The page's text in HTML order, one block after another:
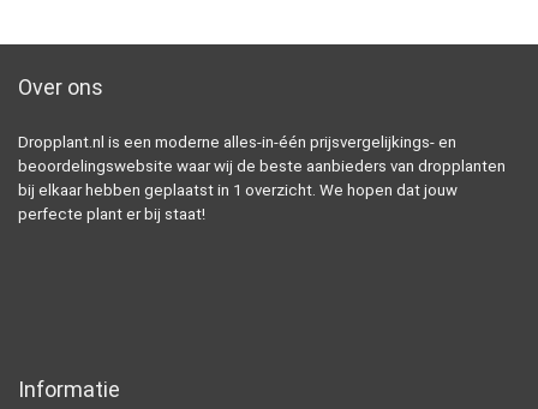
Over ons
Dropplant.nl is een moderne alles-in-één prijsvergelijkings- en
beoordelingswebsite waar wij de beste aanbieders van dropplanten
bij elkaar hebben geplaatst in 1 overzicht. We hopen dat jouw
perfecte plant er bij staat!
Informatie